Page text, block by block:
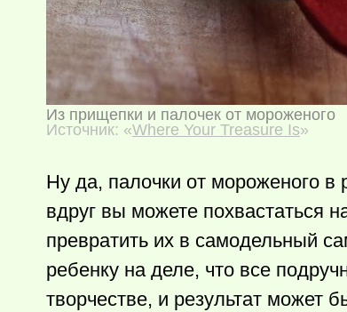
Из прищепки и палочек от мороженого
Источник: «Where Your Treasure Is»
Ну да, палочки от мороженого в
вдруг вы можете похвастаться
превратить их в самодельный
ребенку на деле, что все
творчестве, и результат может